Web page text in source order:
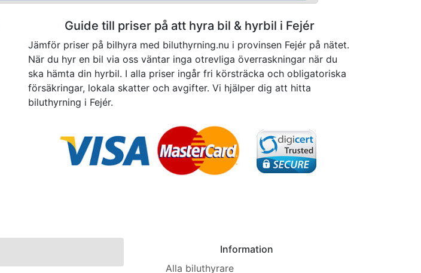
Guide till priser på att hyra bil & hyrbil i Fejér
Jämför priser på bilhyra med biluthyrning.nu i provinsen Fejér på nätet.
När du hyr en bil via oss väntar inga otrevliga överraskningar när du
ska hämta din hyrbil. I alla priser ingår fri körsträcka och obligatoriska
försäkringar, lokala skatter och avgifter. Vi hjälper dig att hitta
biluthyrning i Fejér.
Information
Alla biluthyrare